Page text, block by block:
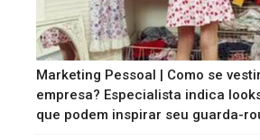
Marketing Pessoal | Como se
empresa? Especialista indica
que podem inspirar seu guarda-